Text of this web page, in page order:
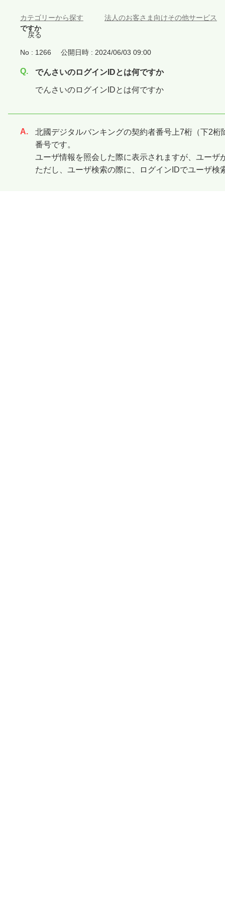
カテゴリーから探す
法人のお客さま向けその他サービス
ですか
戻る
No : 1266 公開日時 : 2024/06/03 09:00
でんさいのログインIDとは何ですか
でんさいのログインIDとは何ですか
回答
北國デジタルバンキングの契約者番号上7桁（下2
番号です。
ユーザ情報を照会した際に表示されますが、ユー
ただし、ユーザ検索の際に、ログインIDでユーザ検